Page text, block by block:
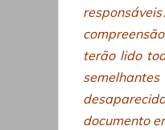
terão lido
documento